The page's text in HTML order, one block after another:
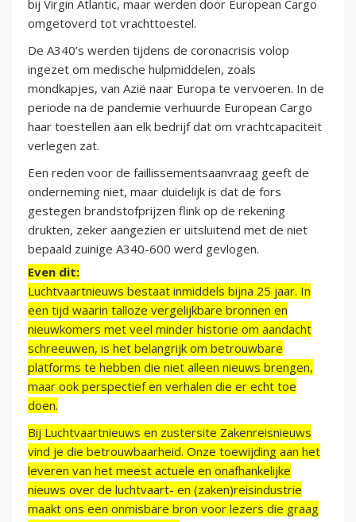
bij Virgin Atlantic, maar werden door European Cargo
omgetoverd tot vrachttoestel.
De A340’s werden tijdens de coronacrisis volop
ingezet om medische hulpmiddelen, zoals
mondkapjes, van Azië naar Europa te vervoeren. In de
periode na de pandemie verhuurde European Cargo
haar toestellen aan elk bedrijf dat om vrachtcapaciteit
verlegen zat.
Een reden voor de faillissementsaanvraag geeft de
onderneming niet, maar duidelijk is dat de fors
gestegen brandstofprijzen flink op de rekening
drukten, zeker aangezien er uitsluitend met de niet
bepaald zuinige A340-600 werd gevlogen.
Even dit:
Luchtvaartnieuws bestaat inmiddels bijna 25 jaar. In
een tijd waarin talloze vergelijkbare bronnen en
nieuwkomers met veel minder historie om aandacht
schreeuwen, is het belangrijk om betrouwbare
platforms te hebben die niet alleen nieuws brengen,
maar ook perspectief en verhalen die er echt toe
doen.
Bij Luchtvaartnieuws en zustersite Zakenreisnieuws
vind je die betrouwbaarheid. Onze toewijding aan het
leveren van het meest actuele en onafhankelijke
nieuws over de luchtvaart- en (zaken)reisindustrie
maakt ons een onmisbare bron voor lezers die graag